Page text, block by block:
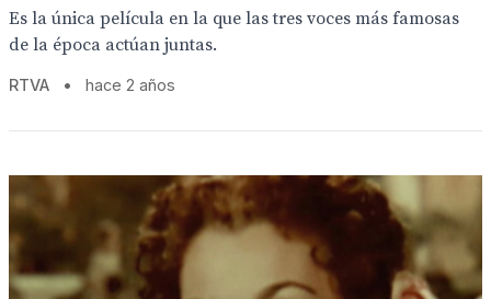
Es la única película en la que las tres voces más famosas
de la época actúan juntas.
RTVA • hace 2 años